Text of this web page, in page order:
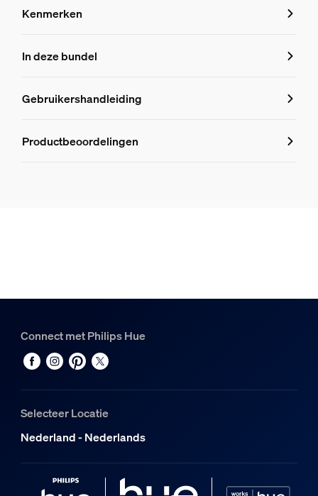
Kenmerken
Kenmerken
8719514875975
Productinformatie
In deze bundel
Gebruikershandleiding
Productbeoordelingen
Connect met Philips Hue
Selecteer Locatie
Nederland - Nederlands